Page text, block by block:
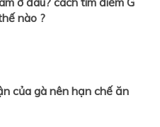
nào ?
của gà nên hạn chế ăn